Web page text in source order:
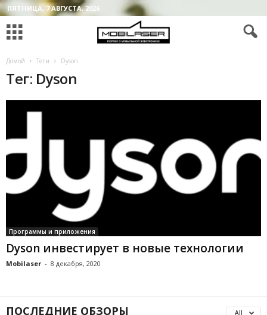
ПЯТНИЦА, 7 АВГУСТА, 2026
Домой Теги Dyson
Тег: Dyson
Программы и приложения
Dyson инвестирует в новые технологии
Mobilaser - 8 декабря, 2020
ПОСЛЕДНИЕ ОБЗОРЫ All